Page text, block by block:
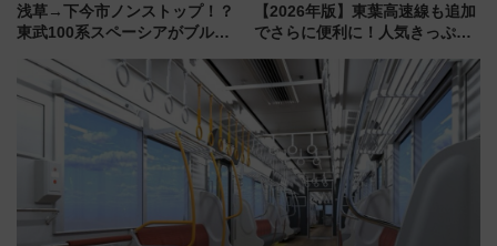
浅草→下今市ノンストップ！？
東武100系スペーシアがブルー
ー当時の停車駅」を再現 運転
時刻や特急券の買い方を紹介
【2026年版】東葉高速線も追加
でさらに便利に！人気きっぷ
今年も発売 秋・早春に千葉県を
巡るなら使い勝手・コスパ抜群